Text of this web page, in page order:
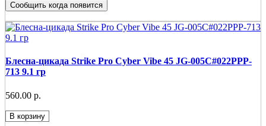
Сообщить когда появится
Блесна-цикада Strike Pro Cyber Vibe 45 JG-005C#022PPP-
713 9.1 гр
560.00 р.
В корзину